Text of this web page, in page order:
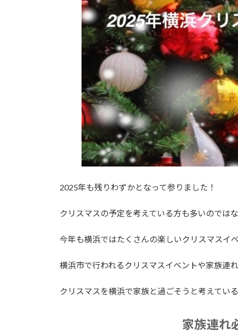
2025年も残りわずかとなって参りました！
クリスマスの予定を考えている方も多いのでは
今年も横浜ではたくさんの楽しいクリスマスイ
横浜市で行われるクリスマスイベントや家族連
クリスマスを横浜で家族と過ごそうと考えてい
家族連れ